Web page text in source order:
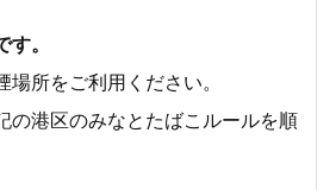
。
場所をご利用ください。
の港区のみなとたばこルールを順